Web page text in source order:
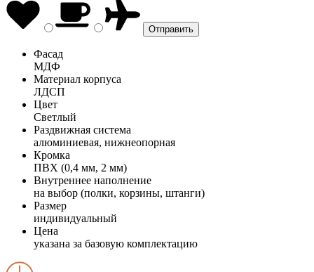
Фасад
МДФ
Материал корпуса
ЛДСП
Цвет
Светлый
Раздвижная система
алюминиевая, нижнеопорная
Кромка
ПВХ (0,4 мм, 2 мм)
Внутреннее наполнение
на выбор (полки, корзины, штанги)
Размер
индивидуальный
Цена
указана за базовую комплектацию